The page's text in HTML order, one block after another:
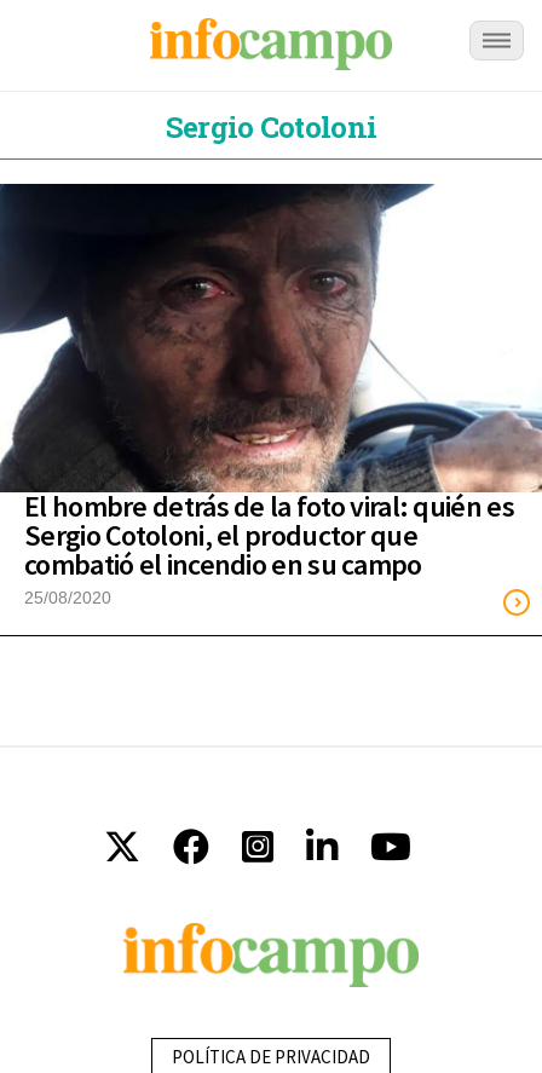
Sergio Cotoloni
El hombre detrás de la foto viral: quién es
Sergio Cotoloni, el productor que
combatió el incendio en su campo
25/08/2020
POLÍTICA DE PRIVACIDAD